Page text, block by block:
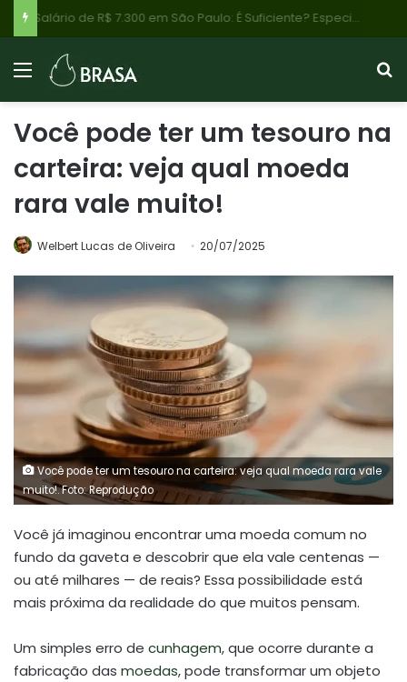
Você pode ter um tesouro na
carteira: veja qual moeda
rara vale muito!
Welbert Lucas de Oliveira 20/07/2025
Você pode ter um tesouro na carteira: veja qual moeda rara vale
muito!. Foto: Reprodução
Você já imaginou encontrar uma moeda comum no
fundo da gaveta e descobrir que ela vale centenas —
ou até milhares — de reais? Essa possibilidade está
mais próxima da realidade do que muitos pensam.
Um simples erro de cunhagem, que ocorre durante a
fabricação das moedas, pode transformar um objeto